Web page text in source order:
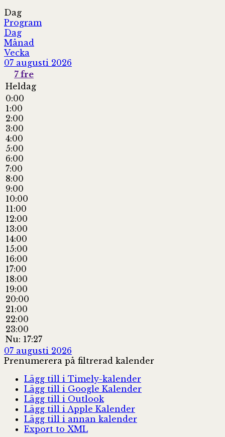
Dag
Program
Dag
Månad
Vecka
07 augusti 2026
7 fre
Heldag
0:00
1:00
2:00
3:00
4:00
5:00
6:00
7:00
8:00
9:00
10:00
11:00
12:00
13:00
14:00
15:00
16:00
17:00
18:00
19:00
20:00
21:00
22:00
23:00
Nu: 17:27
07 augusti 2026
Prenumerera på filtrerad kalender
Lägg till i Timely-kalender
Lägg till i Google Kalender
Lägg till i Outlook
Lägg till i Apple Kalender
Lägg till i annan kalender
Export to XML